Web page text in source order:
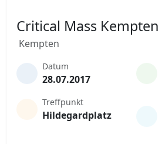
Critical Mass Kempten
Kempten
Datum
28.07.2017
Treffpunkt
Hildegardplatz